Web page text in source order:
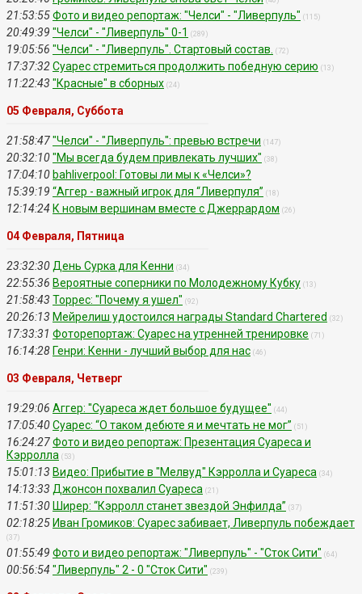
21:53:55Фото и видео репортаж: "Челси" - "Ливерпуль" (115)
20:49:39 "Челси" - "Ливерпуль" 0-1 (289)
19:05:56 "Челси" - "Ливерпуль". Стартовый состав. (72)
17:37:32Суарес стремиться продолжить победную серию (13)
11:22:43 "Красные" в сборных (24)
05 Февраля, Суббота
21:58:47"Челси" - "Ливерпуль": превью встречи (147)
20:32:10"Мы всегда будем привлекать лучших" (38)
17:04:10 bahliverpool: Готовы ли мы к «Челси»?
15:39:19 “Аггер - важный игрок для “Ливерпуля” (18)
12:14:24 К новым вершинам вместе с Джеррардом (26)
04 Февраля, Пятница
23:32:30 День Сурка для Кенни (34)
22:55:36 Вероятные соперники по Молодежному Кубку (13)
21:58:43 Торрес: "Почему я ушел" (92)
20:26:13 Мейрелиш удостоился награды Standard Chartered (32)
17:33:31 Фоторепортаж: Суарес на утренней тренировке (71)
16:14:28 Генри: Кенни - лучший выбор для нас (46)
03 Февраля, Четверг
19:29:06 Аггер: ''Суареса ждет большое будущее'' (44)
17:05:40Суарес: “О таком дебюте я и мечтать не мог” (51)
16:24:27Фото и видео репортаж: Презентация Суареса и
Кэрролла (53)
15:01:13 Видео: Прибытие в "Мелвуд" Кэрролла и Суареса (34)
14:13:33 Джонсон похвалил Суареса (21)
11:51:30 Ширер: “Кэрролл станет звездой Энфилда” (37)
02:18:25 Иван Громиков: Суарес забивает, Ливерпуль побеждает
(37)
01:55:49 Фото и видео репортаж: "Ливерпуль" - "Сток Сити" (64)
00:56:54 "Ливерпуль" 2 - 0 "Сток Сити" (239)